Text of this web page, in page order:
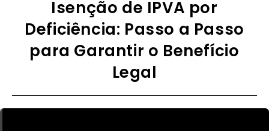
Isenção de IPVA por
Deficiência: Passo a Passo
para Garantir o Benefício
Legal